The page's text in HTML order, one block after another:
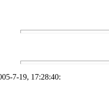
7-19, 17:28:40: